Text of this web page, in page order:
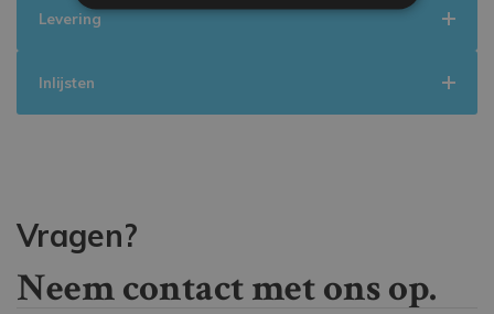
Levering
Inlijsten
Vragen?
Neem contact met ons op.